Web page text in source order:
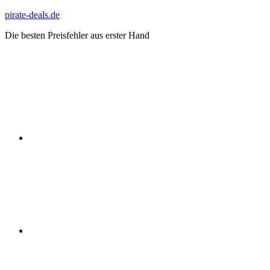
Zum
springen
pirate-deals.de
Die besten Preisfehler aus erster Hand